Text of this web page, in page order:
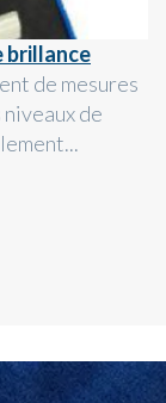
brillance
de mesures
de